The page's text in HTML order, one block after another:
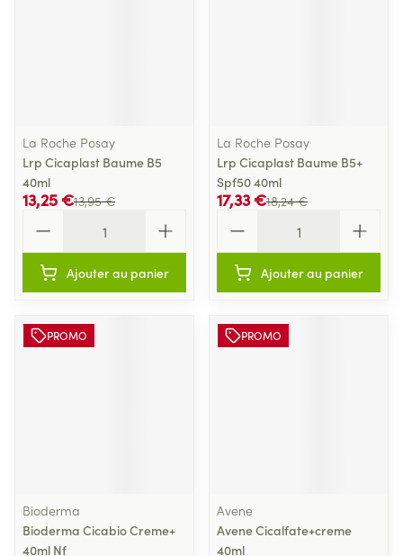
La Roche Posay
Lrp Cicaplast Baume B5
40ml
13,95 €
13,25 €
Ajouter au panier
La Roche Posay
Lrp Cicaplast Baume B5+
Spf50 40ml
18,24 €
17,33 €
Ajouter au panier
PROMO
Bioderma
Bioderma Cicabio Creme+
40ml Nf
PROMO
Avene
Avene Cicalfate+creme
40ml